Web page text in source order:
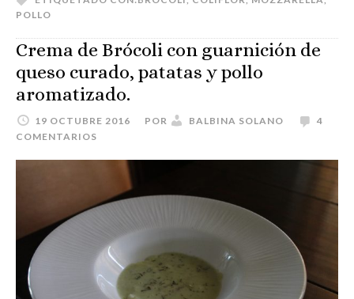
POLLO
Crema de Brócoli con guarnición de
queso curado, patatas y pollo
aromatizado.
19 OCTUBRE 2016 POR BALBINA SOLANO
4
COMENTARIOS